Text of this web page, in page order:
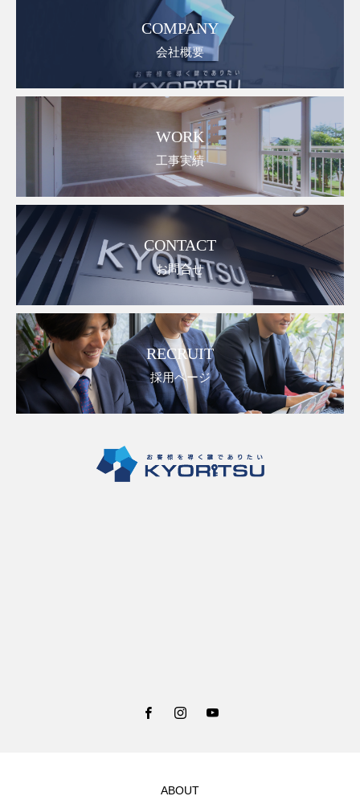
COMPANY
会社概要
WORK
工事実績
CONTACT
お問合せ
RECRUIT
採用ページ
ABOUT